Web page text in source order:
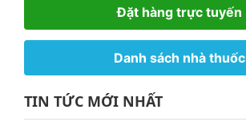
Đặt hàng trực tuyến
Danh sách nhà thuốc
TIN TỨC MỚI NHẤT